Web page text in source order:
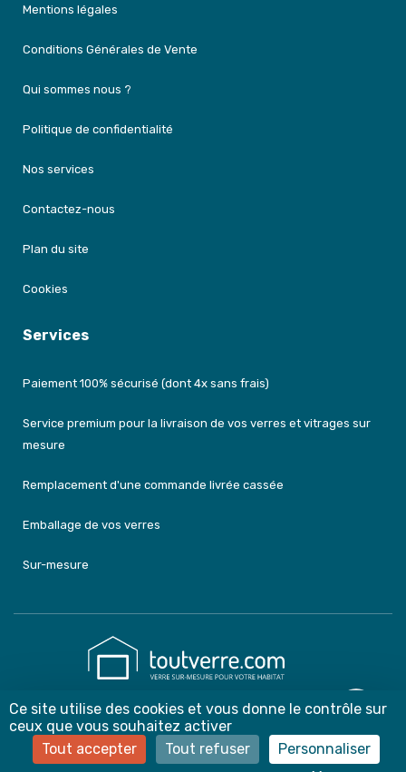
Ce site utilise des cookies et vous donne le contrôle sur
ceux que vous souhaitez activer
Tout accepter
Tout refuser
Personnaliser
Mentions légales
Conditions Générales de Vente
Qui sommes nous ?
Politique de confidentialité
Nos services
Contactez-nous
Plan du site
Cookies
Services
Paiement 100% sécurisé (dont 4x sans frais)
Service premium pour la livraison de vos verres et vitrages sur
mesure
Remplacement d'une commande livrée cassée
Emballage de vos verres
Sur-mesure
contact@toutverre.com
03 59 22 99 17 ou 07 83 44 75 54
Du lundi au vendredi de 8h à 12h et de 13h30 à 18h